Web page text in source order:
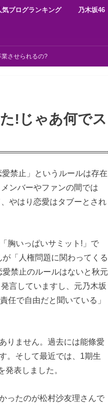
気ブログランキング 乃木坂46
させられるの?
!じゃあ何でス
禁止」というルールは存在
ンバーやファンの間では
やはり恋愛はタブーとされ
胸いっぱいサミット!」で
「人権問題に関わってくる
禁止のルールはないと秋元
言していますし、元乃木坂
任で自由だと聞いている」
りません。過去には能條愛
。そして最近では、1期生
表しました。
ったのが松村沙友理さんで